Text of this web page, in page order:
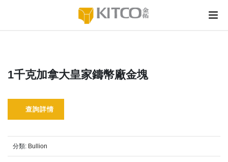
1千克加拿大皇家鑄幣廠金塊
查詢詳情
分類: Bullion